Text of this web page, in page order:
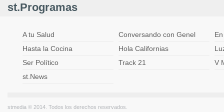
st.Programas
A tu Salud Conversando con Genel
Hasta la Cocina
Hola Californias
Ser Político
Track 21
V
st.News
stmedia © 2014. Todos los derechos reservados.